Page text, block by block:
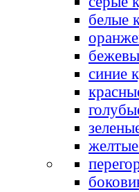
белые
синие